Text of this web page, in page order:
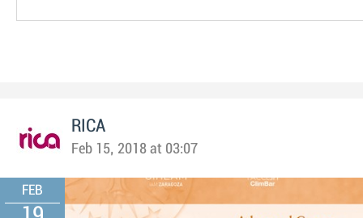
RICA
Feb 15, 2018 at 03:07
FEB